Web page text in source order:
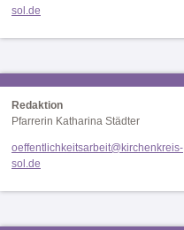
sol.de
Redaktion
Pfarrerin Katharina Städter
oeffentlichkeitsarbeit@kirchenkreis-
sol.de